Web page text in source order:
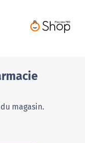
magasin.